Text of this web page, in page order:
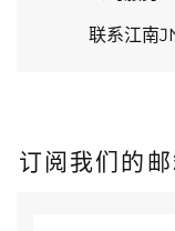
联系江南
订阅我们的